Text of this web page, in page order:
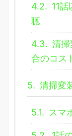
4.2. 11
聴
4.3. 清
合のコス
5. 清掃変
5.1. スマ